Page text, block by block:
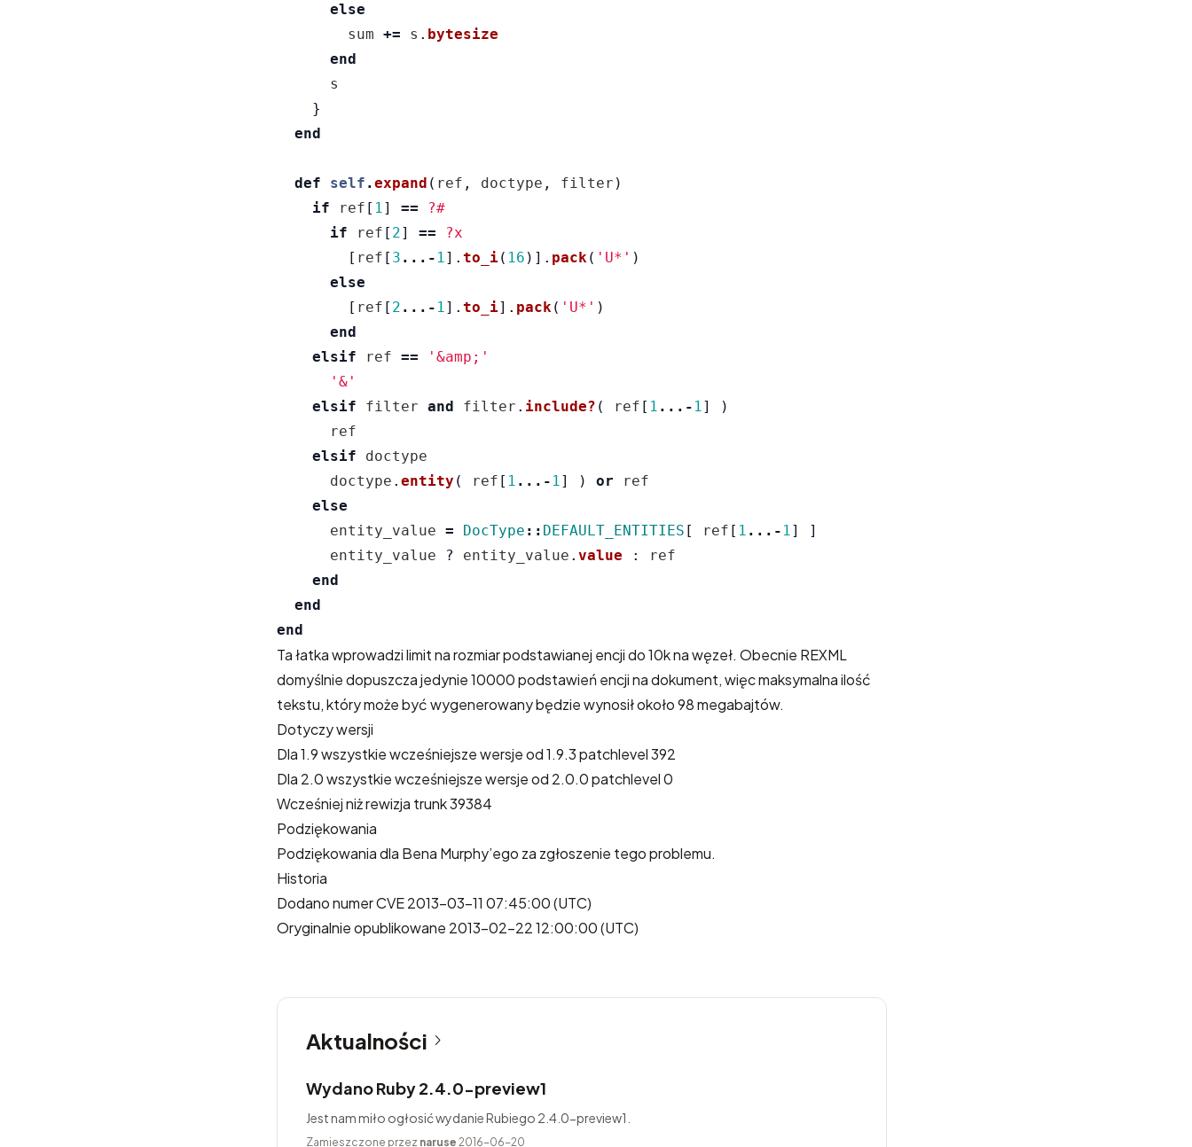
else
sum += s . bytesize
end
s
}
end
def self .expand ( ref , doctype , filter )
if
ref [ 1] ==
?#
if
ref [ 2] ==
?x
[ ref [ 3 ...- 1]. to_i( 16 )]. pack( 'U*' )
else
[ ref [ 2 ...- 1]. to_i]. pack( 'U*' )
end
elsif
ref ==
'&amp;'
'&'
elsif
filter and filter . include? ( ref [ 1 ...- 1]
)
ref
elsif
doctype
doctype . entity ( ref [ 1 ...- 1] ) or
ref
else
entity_value = DocType :: DEFAULT_ENTITIES [ ref [ 1 ...- 1]
]
entity_value
? entity_value . value :
ref
end
end
end
Ta łatka wprowadzi limit na rozmiar podstawianej encji do 10k na węzeł. Obecnie REXML
domyślnie dopuszcza jedynie 10000 podstawień encji na dokument, więc maksymalna ilość
tekstu, który może być wygenerowany będzie wynosił około 98 megabajtów.
Dotyczy wersji
Dla 1.9 wszystkie wcześniejsze wersje od 1.9.3 patchlevel 392
Dla 2.0 wszystkie wcześniejsze wersje od 2.0.0 patchlevel 0
Wcześniej niż rewizja trunk 39384
Podziękowania
Podziękowania dla Bena Murphy’ego za zgłoszenie tego problemu.
Historia
Dodano numer CVE 2013-03-11 07:45:00 (UTC)
Oryginalnie opublikowane 2013-02-22 12:00:00 (UTC)
Aktualności
Wydano Ruby 2.4.0-preview1
Jest nam miło ogłosić wydanie Rubiego 2.4.0-preview1.
Zamieszczone przez naruse 2016-06-20